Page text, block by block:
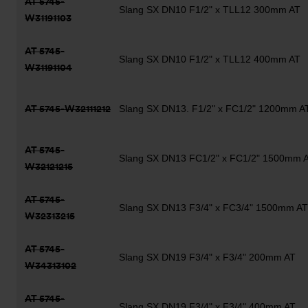
W31191103
Slang SX DN10 F1/2" x TLL12 300mm AT
AT 5745-
W31191104
Slang SX DN10 F1/2" x TLL12 400mm AT
AT 5745-W32111212 Slang SX DN13. F1/2" x FC1/2" 1200mm
AT 5745-
W32121215
Slang SX DN13 FC1/2" x FC1/2" 1500mm
AT 5745-
W32313215
Slang SX DN13 F3/4" x FC3/4" 1500mm AT
AT 5745-
W34313102
Slang SX DN19 F3/4" x F3/4" 200mm AT
AT 5745-